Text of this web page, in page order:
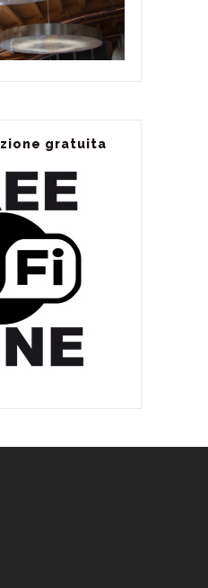
gratuita